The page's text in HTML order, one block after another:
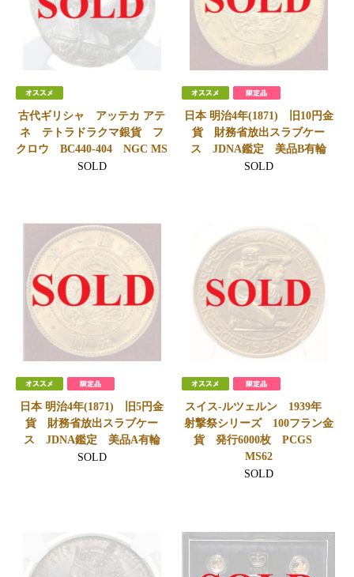
古代ギリシャ アッテカ アテ
ネ テトラドラクマ銀貨 フ
クロウ BC440-404 NGC MS
SOLD
日本 明治4年(1871) 旧10円金
貨 財務省放出スラブケー
ス JDNA鑑定 美品B有輪
SOLD
日本 明治4年(1871) 旧5円金
貨 財務省放出スラブケー
ス JDNA鑑定 美品A有輪
SOLD
スイス-ルツェルン 1939年
射撃祭シリーズ 100フラン金
貨 発行6000枚 PCGS
MS62
SOLD